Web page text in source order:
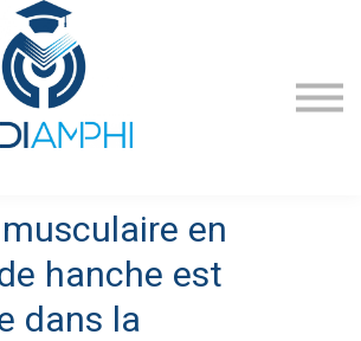
PUBLICATIONS
CONFÉRENCES
INSCRIPTIONS
en
hanche est
dans la